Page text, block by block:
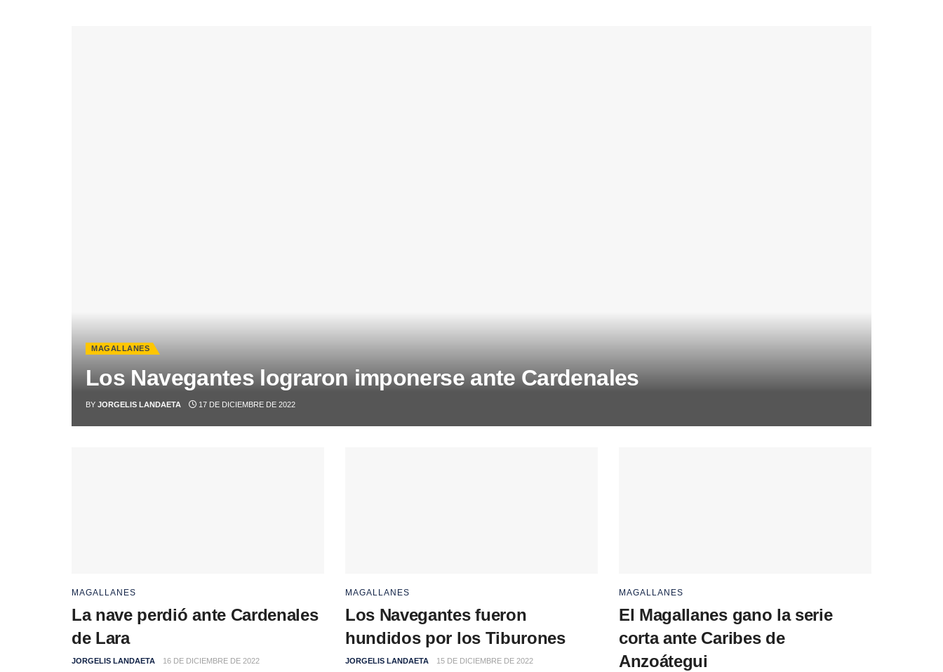
MAGALLANES
Los Navegantes lograron imponerse ante Cardenales
BY JORGELIS LANDAETA 17 DE DICIEMBRE DE 2022
MAGALLANES
La nave perdió ante Cardenales
de Lara
JORGELIS LANDAETA 16 DE DICIEMBRE DE 2022
MAGALLANES
Los Navegantes fueron
hundidos por los Tiburones
JORGELIS LANDAETA 15 DE DICIEMBRE DE 2022
MAGALLANES
El Magallanes gano la serie
corta ante Caribes de
Anzoátegui